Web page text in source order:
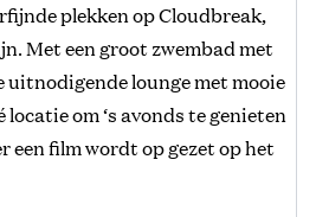
plekken op Cloudbreak,
Met een groot zwembad met
uitnodigende lounge met mooie
om ‘s avonds te genieten
een film wordt op gezet op het